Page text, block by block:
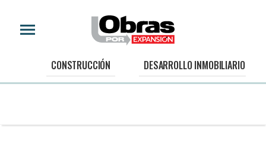
CONSTRUCCIÓN DESARROLLO INMOBILIARIO